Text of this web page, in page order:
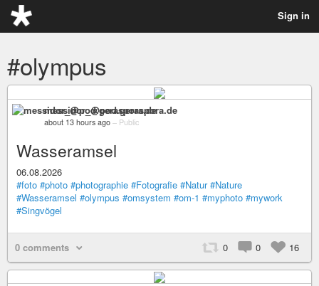
Sign in
#olympus
messidor_@pod.geraspora.de
about 13 hours ago – Public
Wasseramsel
06.08.2026
#foto #photo #photographie #Fotografie #Natur #Nature
#Wasseramsel #olympus #omsystem #om-1 #myphoto #mywork
#Singvögel
0 comments 0 0 16